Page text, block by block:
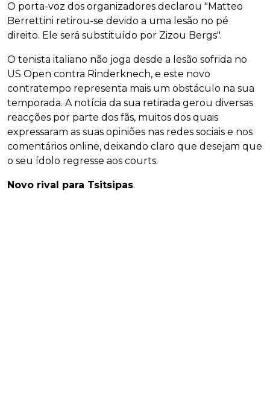
O porta-voz dos organizadores declarou "Matteo
Berrettini retirou-se devido a uma lesão no pé
direito. Ele será substituído por Zizou Bergs".
O tenista italiano não joga desde a lesão sofrida no
US Open contra Rinderknech, e este novo
contratempo representa mais um obstáculo na sua
temporada. A notícia da sua retirada gerou diversas
reacções por parte dos fãs, muitos dos quais
expressaram as suas opiniões nas redes sociais e nos
comentários online, deixando claro que desejam que
o seu ídolo regresse aos courts.
Novo rival para Tsitsipas.